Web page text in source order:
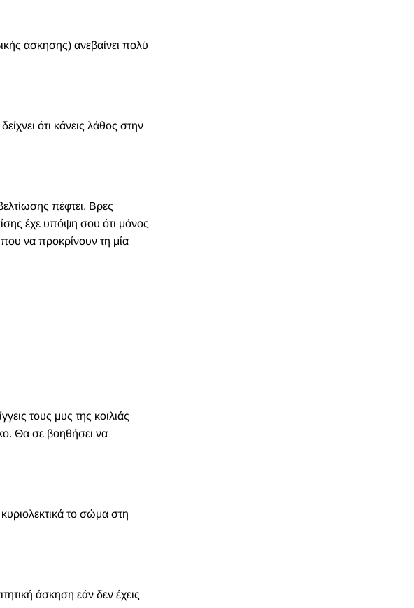
άσκησης) ανεβαίνει πολύ
ότι κάνεις λάθος στην
πέφτει. Βρες
έχε υπόψη σου ότι μόνος
να προκρίνουν τη μία
τους μυς της κοιλιάς
Θα σε βοηθήσει να
το σώμα στη
άσκηση εάν δεν έχεις